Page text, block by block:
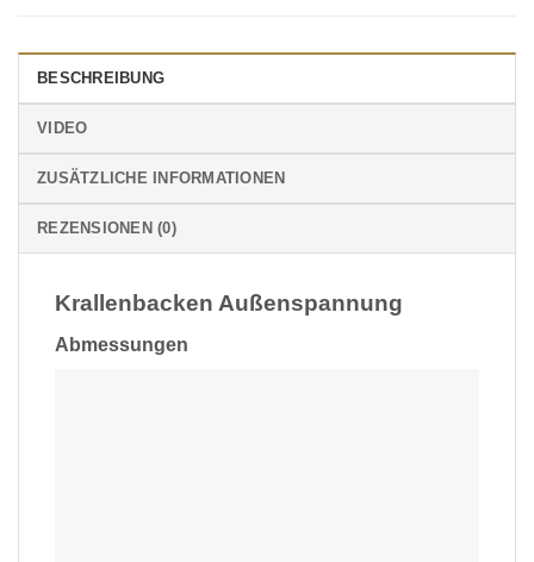
BESCHREIBUNG
VIDEO
ZUSÄTZLICHE INFORMATIONEN
REZENSIONEN (0)
Krallenbacken Außenspannung
Abmessungen